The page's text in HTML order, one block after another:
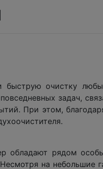
быструю очистку
задач,
При этом,
обладают рядом
на небольшие